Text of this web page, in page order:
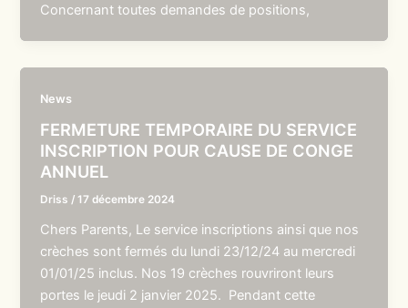
Concernant toutes demandes de positions,
News
FERMETURE TEMPORAIRE DU SERVICE
INSCRIPTION POUR CAUSE DE CONGE
ANNUEL
Driss /17 décembre 2024
Chers Parents, Le service inscriptions ainsi que nos
crèches sont fermés du lundi 23/12/24 au mercredi
01/01/25 inclus. Nos 19 crèches rouvriront leurs
portes le jeudi 2 janvier 2025. Pendant cette